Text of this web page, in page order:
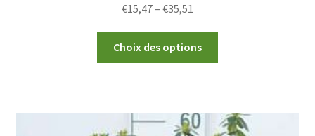
€15,47– €35,51
€15,47
through
Choix des options
The